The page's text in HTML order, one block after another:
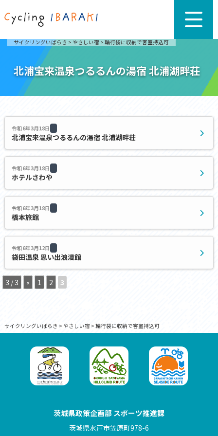
サイクリングいばらき > やさしい宿 > 輪行袋に収納で客室持込可
北浦宝来温泉つるるんの湯宿 北浦湖畔荘
令和6年3月18日
北浦宝来温泉つるるんの湯宿 北浦湖畔荘
令和6年3月18日
ホテルさわや
令和6年3月18日
橋本旅館
令和6年3月12日
袋田温泉 思い出浪漫館
3 / 3 « 1 2 3
サイクリングいばらき > やさしい宿 > 輪行袋に収納で客室持込可
茨城県政策企画部 スポーツ推進課
茨城県水戸市笠原町978-6